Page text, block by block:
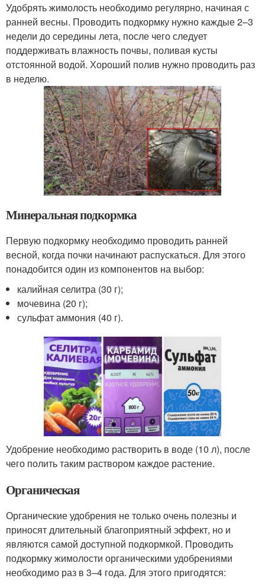
Удобрять жимолость необходимо регулярно, начиная с
ранней весны. Проводить подкормку нужно каждые 2–3
недели до середины лета, после чего следует
поддерживать влажность почвы, поливая кусты
отстоянной водой. Хороший полив нужно проводить раз
в неделю.
Минеральная подкормка
Первую подкормку необходимо проводить ранней
весной, когда почки начинают распускаться. Для этого
понадобится один из компонентов на выбор:
калийная селитра (30 г);
мочевина (20 г);
сульфат аммония (40 г).
Удобрение необходимо растворить в воде (10 л), после
чего полить таким раствором каждое растение.
Органическая
Органические удобрения не только очень полезны и
приносят длительный благоприятный эффект, но и
являются самой доступной подкормкой. Проводить
подкормку жимолости органическими удобрениями
необходимо раз в 3–4 года. Для этого пригодятся: